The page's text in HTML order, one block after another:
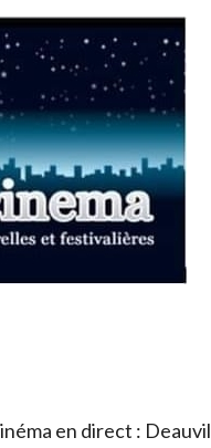
en direct :